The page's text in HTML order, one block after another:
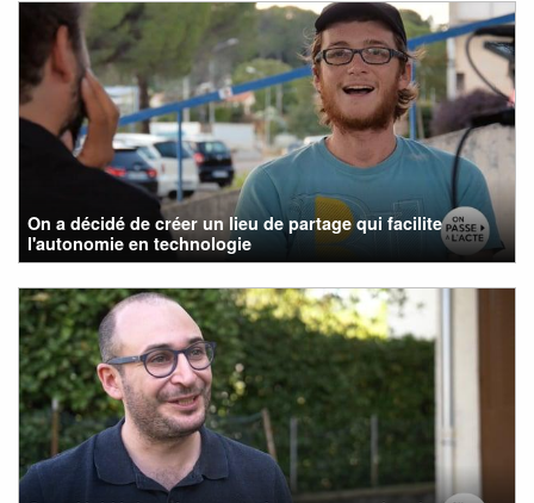
On a décidé de créer un lieu de partage qui facilite
l'autonomie en technologie